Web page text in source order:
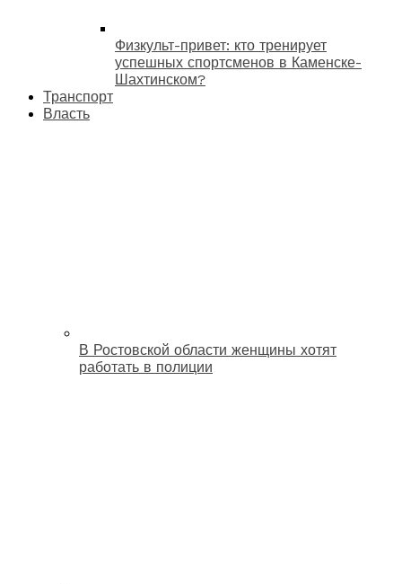
Физкульт-привет: кто тренирует
успешных спортсменов в Каменске-
Шахтинском?
Транспорт
Власть
В Ростовской области женщины хотят
работать в полиции